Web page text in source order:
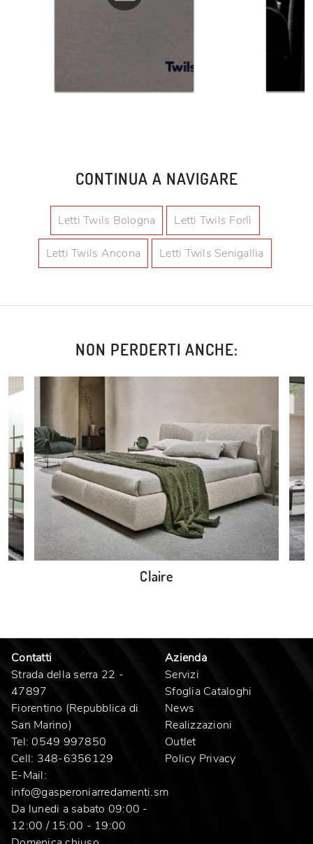
NON PERDERTI ANCHE:
Claire
CONTINUA A NAVIGARE
Letti Twils Bologna Letti Twils Forlì
Letti Twils Ancona Letti Twils Senigallia
Contatti
Strada della serra 22 -
47897
Fiorentino (Repubblica di
San Marino)
Tel: 0549 997850
Cell: 348-6356129
E-Mail:
info@gasperoniarredamenti.sm
Da lunedi a sabato 09:00 -
12:00 / 15:00 - 19:00
Azienda
Servizi
Sfoglia Cataloghi
News
Realizzazioni
Outlet
Policy Privacy